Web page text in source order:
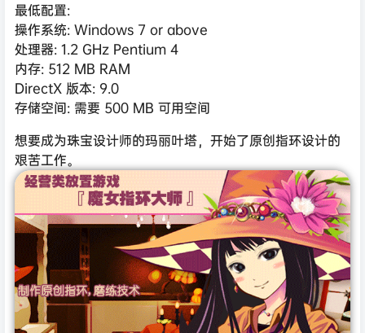
最低配置:
操作系统: Windows 7 or above
处理器: 1.2 GHz Pentium 4
内存: 512 MB RAM
DirectX 版本: 9.0
存储空间: 需要 500 MB 可用空间
想要成为珠宝设计师的玛丽叶塔，开始了原创指环设计的
艰苦工作。